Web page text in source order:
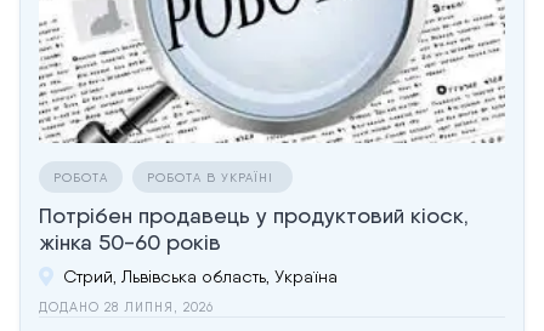
РОБОТА РОБОТА В УКРАЇНІ
Потрібен продавець у продуктовий кіоск,
жінка 50-60 років
Стрий, Львівська область, Україна
ДОДАНО 28 ЛИПНЯ, 2026